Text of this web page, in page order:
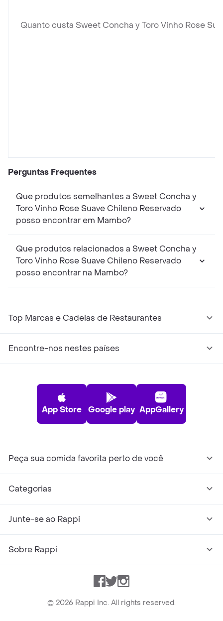
Quanto custa Sweet Concha y Toro Vinho Rose
Perguntas Frequentes
Que produtos semelhantes a Sweet Concha y
Toro Vinho Rose Suave Chileno Reservado
posso encontrar em Mambo?
Que produtos relacionados a Sweet Concha y
Toro Vinho Rose Suave Chileno Reservado
posso encontrar na Mambo?
Top Marcas e Cadeias de Restaurantes
Encontre-nos nestes países
App Store Google play AppGallery
Peça sua comida favorita perto de você
Categorias
Junte-se ao Rappi
Sobre Rappi
Facebook
TwitterInstagram
© 2026 Rappi Inc. All rights reserved.